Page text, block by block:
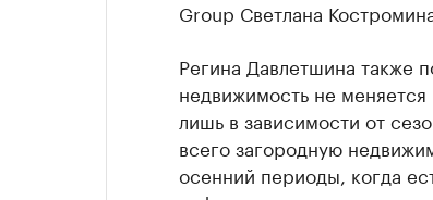
Group Светлана
Регина Давлетшина также
недвижимость не
лишь в зависимости от
всего загородную
осенний периоды, когда